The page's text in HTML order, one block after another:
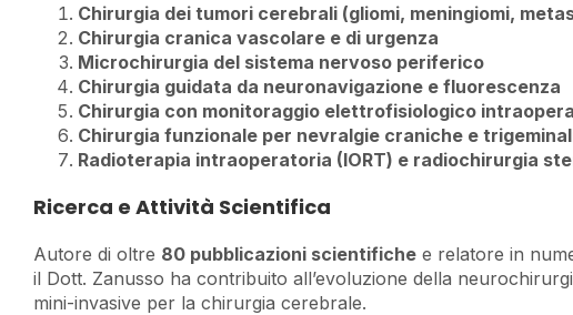
Chirurgia dei tumori cerebrali (gliomi, meningiomi,
Chirurgia cranica vascolare e di urgenza
Microchirurgia del sistema nervoso periferico
Chirurgia guidata da neuronavigazione e fluorescenza
Chirurgia con monitoraggio elettrofisiologico
Chirurgia funzionale per nevralgie craniche e
Radioterapia intraoperatoria (IORT) e radiochirurgia
Ricerca e Attività Scientifica
Autore di oltre 80 pubblicazioni scientifiche e relatore in
il Dott. Zanusso ha contribuito all’evoluzione della
mini-invasive per la chirurgia cerebrale.